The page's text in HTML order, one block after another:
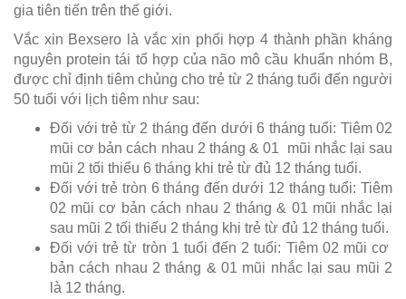
gia tiên tiến trên thế giới.
Vắc xin Bexsero là vắc xin phối hợp 4 thành phần kháng
nguyên protein tái tổ hợp của não mô cầu khuẩn nhóm B,
được chỉ định tiêm chủng cho trẻ từ 2 tháng tuổi đến người
50 tuổi với lịch tiêm như sau:
Đối với trẻ từ 2 tháng đến dưới 6 tháng tuổi: Tiêm 02
mũi cơ bản cách nhau 2 tháng & 01 mũi nhắc lại sau
mũi 2 tối thiểu 6 tháng khi trẻ từ đủ 12 tháng tuổi.
Đối với trẻ tròn 6 tháng đến dưới 12 tháng tuổi: Tiêm
02 mũi cơ bản cách nhau 2 tháng & 01 mũi nhắc lại
sau mũi 2 tối thiểu 2 tháng khi trẻ từ đủ 12 tháng tuổi.
Đối với trẻ từ tròn 1 tuổi đến 2 tuổi: Tiêm 02 mũi cơ
bản cách nhau 2 tháng & 01 mũi nhắc lại sau mũi 2
là 12 tháng.